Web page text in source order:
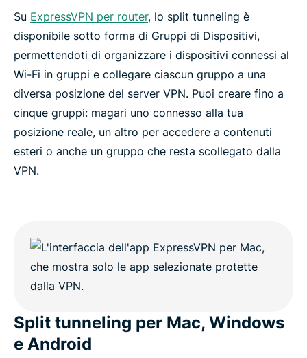
Su ExpressVPN per router, lo split tunneling è
disponibile sotto forma di Gruppi di Dispositivi,
permettendoti di organizzare i dispositivi connessi al
Wi-Fi in gruppi e collegare ciascun gruppo a una
diversa posizione del server VPN. Puoi creare fino a
cinque gruppi: magari uno connesso alla tua
posizione reale, un altro per accedere a contenuti
esteri o anche un gruppo che resta scollegato dalla
VPN.
Split tunneling per Mac, Windows
e Android